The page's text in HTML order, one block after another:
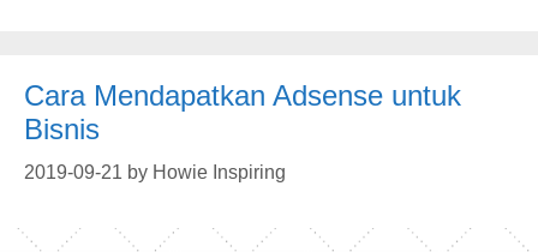
Cara Mendapatkan Adsense untuk
Bisnis
2019-09-21 by Howie Inspiring